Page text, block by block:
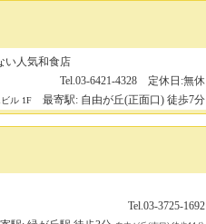
い人気和食店
Tel.03-6421-4328 定休日:無休
ビル 1F 最寄駅: 自由が丘(正面口) 徒歩7分
Tel.03-3725-1692